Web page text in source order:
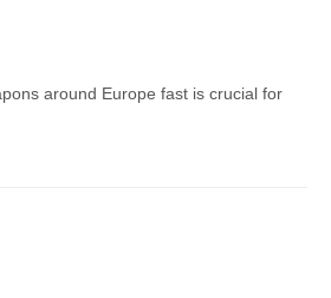
around Europe fast is crucial for